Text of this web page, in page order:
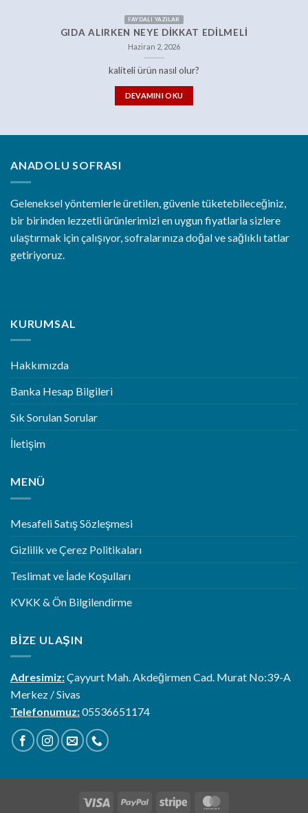
FAYDALI YAZILAR
GIDA ALIRKEN NEYE DIKKAT EDILMELI
Haziran 2, 2026
kaliteli ürün nasıl olur?
DEVAMINI OKU
ANADOLU SOFRASI
Geleneksel yöntemlerle üretilen, güvenle tüketebileceğiniz,
bir birinden lezzetli ürünlerimizi en uygun fiyatlarla sizlere
ulaştırmak için çalışıyor, sofralarınıza doğal ve sağlıklı tatlar
getiriyoruz.
KURUMSAL
Hakkımızda
Banka Hesap Bilgileri
Sık Sorulan Sorular
İletişim
MENÜ
Mesafeli Satış Sözleşmesi
Gizlilik ve Çerez Politikaları
Teslimat ve İade Koşulları
KVKK & Ön Bilgilendirme
BIZE ULAŞIN
Adresimiz:Çayyurt Mah. Akdeğirmen Cad. Murat No:39-A
Merkez / Sivas
Telefonumuz:05536651174
Visa PayPal Stripe